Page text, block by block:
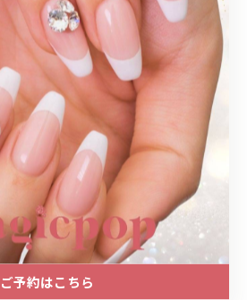
ロン
#プライベートサロン
#大人かわいい
#秋ネイル
#ワンカラーネイル
テゴリー Categories
のカテゴリー
ライベートサロン
ご予約はこちら